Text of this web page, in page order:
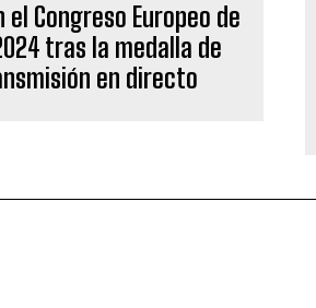
Congreso Europeo de
tras la medalla de
en directo